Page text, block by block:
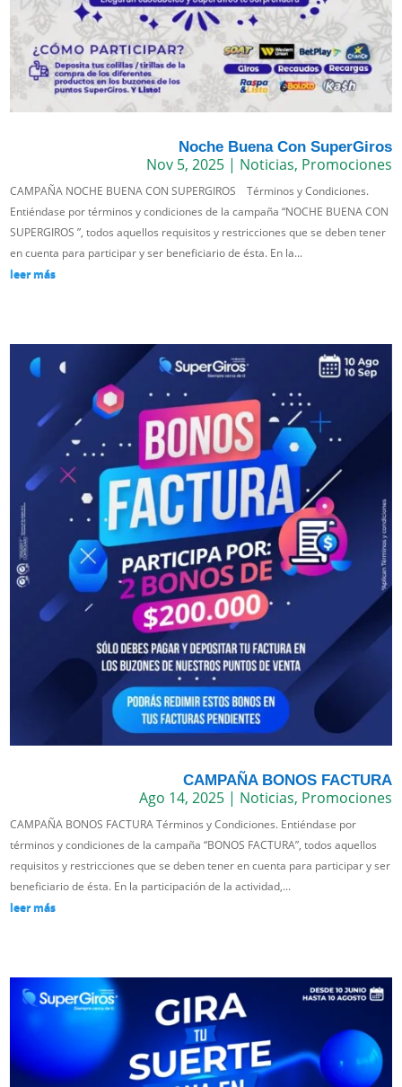
Noche Buena Con SuperGiros
Nov 5, 2025| Noticias, Promociones
CAMPAÑA NOCHE BUENA CON SUPERGIROS Términos y Condiciones.
Entiéndase por términos y condiciones de la campaña “NOCHE BUENA CON
SUPERGIROS ”, todos aquellos requisitos y restricciones que se deben tener
en cuenta para participar y ser beneficiario de ésta. En la...
leer más
CAMPAÑA BONOS FACTURA
Ago 14, 2025| Noticias, Promociones
CAMPAÑA BONOS FACTURA Términos y Condiciones. Entiéndase por
términos y condiciones de la campaña “BONOS FACTURA”, todos aquellos
requisitos y restricciones que se deben tener en cuenta para participar y ser
beneficiario de ésta. En la participación de la actividad,...
leer más